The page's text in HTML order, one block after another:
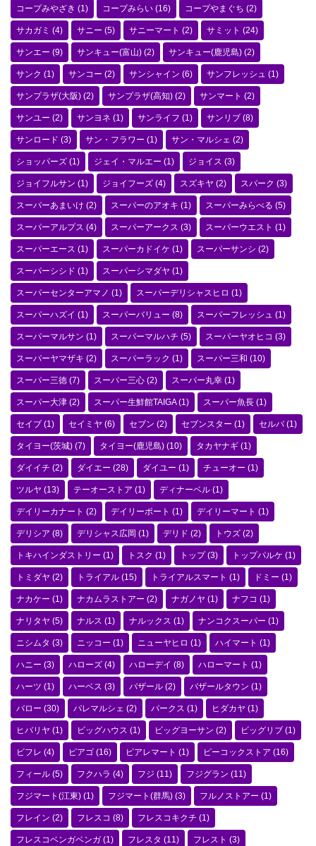
コープみやざき (1) コープみらい (16) コープやまぐち (2)
サカガミ (4) サニー (5) サニーマート (2) サミット (24)
サンエー (9) サンキュー(富山) (2) サンキュー(鹿児島) (2)
サンク (1) サンコー (2) サンシャイン (6) サンフレッシュ (1)
サンプラザ(大阪) (2) サンプラザ(高知) (2) サンマート (2)
サンユー (2) サンヨネ (1) サンライフ (1) サンリブ (8)
サンロード (3) サン・フラワー (1) サン・マルシェ (2)
ショッパーズ (1) ジェイ・マルエー (1) ジョイス (3)
ジョイフルサン (1) ジョイフーズ (4) スズキヤ (2) スパーク (3)
スーパーあまいけ (2) スーパーのアオキ (1) スーパーみらべる (5)
スーパーアルプス (4) スーパーアークス (3) スーパーウエスト (1)
スーパーエース (1) スーパーカドイケ (1) スーパーサンシ (2)
スーパーシシド (1) スーパーシマダヤ (1)
スーパーセンターアマノ (1) スーパーデリシャスヒロ (1)
スーパーハズイ (1) スーパーバリュー (8) スーパーフレッシュ (1)
スーパーマルサン (1) スーパーマルハチ (5) スーパーヤオヒコ (3)
スーパーヤマザキ (2) スーパーラック (1) スーパー三和 (10)
スーパー三徳 (7) スーパー三心 (2) スーパー丸幸 (1)
スーパー大津 (2) スーパー生鮮館TAIGA(1) スーパー魚長 (1)
セイブ (1) セイミヤ (6) セブン (2) セブンスター (1) セルバ(1)
タイヨー(茨城) (7) タイヨー(鹿児島) (10) タカヤナギ (1)
ダイイチ (2) ダイエー (28) ダイユー (1) チューオー (1)
ツルヤ (13) テーオーストア (1) ディナーベル (1)
デイリーカナート (2) デイリーポート (1) デイリーマート (1)
デリシア (8) デリシャス広岡 (1) デリド (2) トウズ (2)
トキハインダストリー (1) トスク (1) トップ(3) トップパルケ (1)
トミダヤ (2) トライアル (15) トライアルスマート (1) ドミー (1)
ナカケー (1) ナカムラストアー (2) ナガノヤ (1) ナフコ (1)
ナリタヤ (5) ナルス (1) ナルックス (1) ナンコクスーパー (1)
ニシムタ (3) ニッコー (1) ニューヤヒロ (1) ハイマート (1)
ハニー (3) ハローズ (4) ハローデイ (8) ハローマート (1)
ハーツ (1) ハーベス (3) バザール (2) バザールタウン (1)
バロー (30) パレマルシェ (2) パークス (1) ヒダカヤ (1)
ヒバリヤ (1) ビッグハウス (1) ビッグヨーサン (2) ビッグリブ (1)
ビフレ (4) ピアゴ (16) ピアレマート (1) ピーコックストア (16)
フィール (5) フクハラ (4) フジ (11) フジグラン (11)
フジマート(江東) (1) フジマート(群馬) (3) フルノストアー (1)
フレイン (2) フレスコ (8) フレスコキクチ (1)
フレスコベンガベンガ (1) フレスタ (11) フレスト (3)